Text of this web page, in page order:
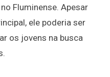
Fluminense. Apesar
ele poderia ser
os jovens na busca